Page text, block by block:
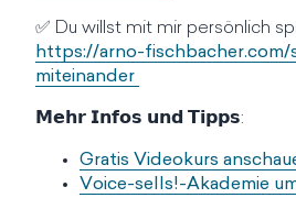
✅ Du willst mit mir persönlich
https://arno-fischbacher.com/
miteinander
𝗠𝗲𝗵𝗿 𝗜𝗻𝗳𝗼𝘀 𝘂𝗻𝗱 𝗧𝗶𝗽𝗽𝘀:
Gratis Videokurs
Voice-sells!-Akademie